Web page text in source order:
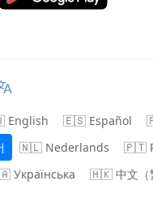
🇪🇸 Español
🇳🇱 Nederlands 🇵🇹
Українська 🇭🇰 中文（